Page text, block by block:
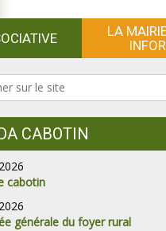
LA
CABOTIN
cabotin
générale du foyer rural